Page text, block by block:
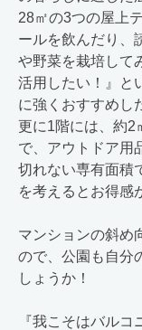
28㎡の3つの屋上
ールを飲んだり、
や野菜を栽培し
活用したい！』と
に強くおすすめし
更に1階には、約2
で、アウトドア用
切れない専有面積
を考えるとお得感
マンションの斜め
ので、公園も自分
しょうか！
『我こそはバル